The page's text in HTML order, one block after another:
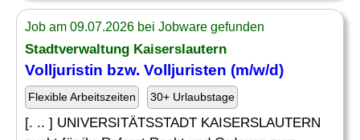
Job am 09.07.2026 bei Jobware gefunden
Stadtverwaltung Kaiserslautern
Volljuristin bzw. Volljuristen (m/w/d)
Flexible Arbeitszeiten 30+ Urlaubstage
[. .. ] UNIVERSITÄTSSTADT KAISERSLAUTERN